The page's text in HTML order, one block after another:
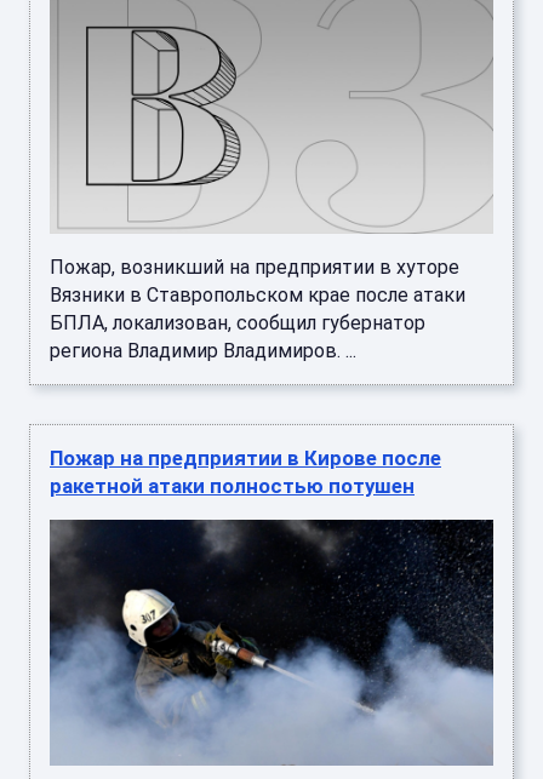
Пожар, возникший на предприятии в хуторе
Вязники в Ставропольском крае после атаки
БПЛА, локализован, сообщил губернатор
региона Владимир Владимиров. ...
Пожар на предприятии в Кирове после
ракетной атаки полностью потушен